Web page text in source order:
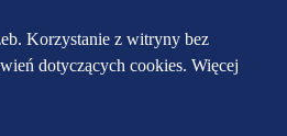
Korzystanie z witryny bez
dotyczących cookies. Więcej